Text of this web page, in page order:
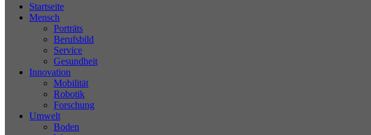
Startseite
Mensch
Porträts
Berufsbild
Service
Gesundheit
Innovation
Mobilität
Robotik
Forschung
Umwelt
Boden